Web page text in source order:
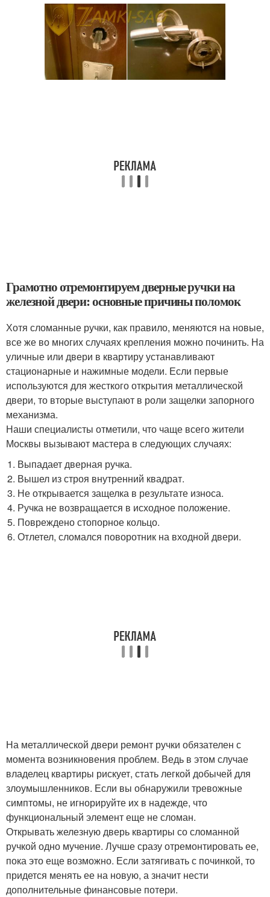
Грамотно отремонтируем дверные ручки на
железной двери: основные причины поломок
Хотя сломанные ручки, как правило, меняются на новые,
все же во многих случаях крепления можно починить. На
уличные или двери в квартиру устанавливают
стационарные и нажимные модели. Если первые
используются для жесткого открытия металлической
двери, то вторые выступают в роли защелки запорного
механизма.
Наши специалисты отметили, что чаще всего жители
Москвы вызывают мастера в следующих случаях:
Выпадает дверная ручка.
Вышел из строя внутренний квадрат.
Не открывается защелка в результате износа.
Ручка не возвращается в исходное положение.
Повреждено стопорное кольцо.
Отлетел, сломался поворотник на входной двери.
На металлической двери ремонт ручки обязателен с
момента возникновения проблем. Ведь в этом случае
владелец квартиры рискует, стать легкой добычей для
злоумышленников. Если вы обнаружили тревожные
симптомы, не игнорируйте их в надежде, что
функциональный элемент еще не сломан.
Открывать железную дверь квартиры со сломанной
ручкой одно мучение. Лучше сразу отремонтировать ее,
пока это еще возможно. Если затягивать с починкой, то
придется менять ее на новую, а значит нести
дополнительные финансовые потери.